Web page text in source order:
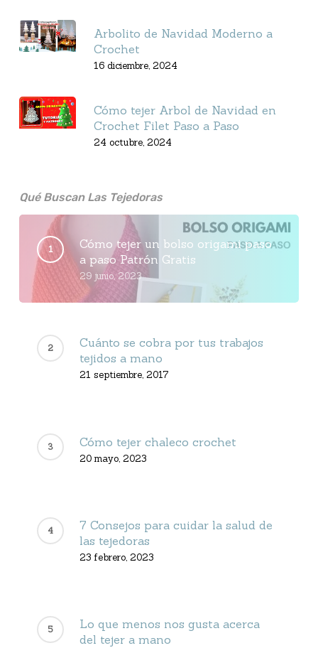
Arbolito de Navidad Moderno a
Crochet
16 diciembre, 2024
Cómo tejer Arbol de Navidad en
Crochet Filet Paso a Paso
24 octubre, 2024
Qué Buscan Las Tejedoras
Cómo tejer un bolso origami paso
a paso Patrón Gratis
29 junio, 2023
Cuánto se cobra por tus trabajos
tejidos a mano
21 septiembre, 2017
Cómo tejer chaleco crochet
20 mayo, 2023
7 Consejos para cuidar la salud de
las tejedoras
23 febrero, 2023
Lo que menos nos gusta acerca
del tejer a mano